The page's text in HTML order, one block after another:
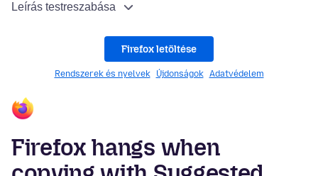
Leírás testreszabása
Firefox letöltése
Rendszerek és nyelvek Újdonságok Adatvédelem
Firefox hangs when